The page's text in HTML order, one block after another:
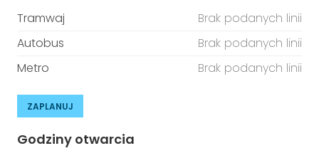
Tramwaj
Brak podanych linii
Autobus
Brak podanych linii
Metro
Brak podanych linii
ZAPLANUJ
Godziny otwarcia